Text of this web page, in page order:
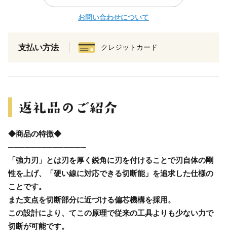
お問い合わせについて
支払い方法 クレジットカード
◆商品の特徴◆
──────────────
「強力刃」とは刃を厚く鋭角に刃を付けることで刃自体の剛
性を上げ、「硬い線に対応できる切断能」を追求した仕様の
ことです。
また支点を切断部分に近づける偏芯機構を採用。
この設計により、てこの原理で従来の工具よりも少ない力で
切断が可能です。